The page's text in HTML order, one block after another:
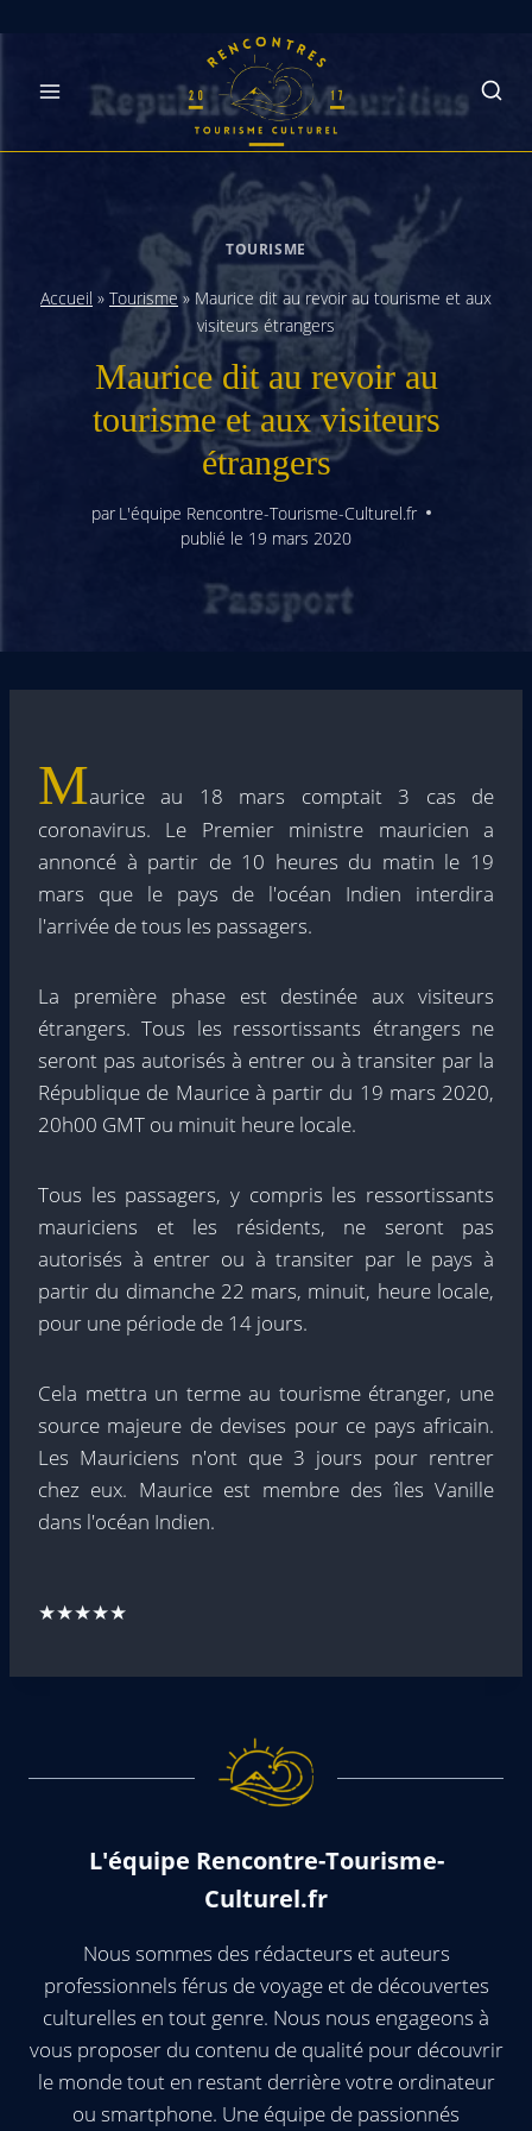
TOURISME
Accueil » Tourisme» Maurice dit au revoir au tourisme et aux
visiteurs étrangers
Maurice dit au revoir au
tourisme et aux visiteurs
étrangers
par L'équipe Rencontre-Tourisme-Culturel.fr
publié le 19 mars 2020
Maurice au 18 mars comptait 3 cas de
coronavirus. Le Premier ministre mauricien a
annoncé à partir de 10 heures du matin le 19
mars que le pays de l'océan Indien interdira
l'arrivée de tous les passagers.
La première phase est destinée aux visiteurs
étrangers. Tous les ressortissants étrangers ne
seront pas autorisés à entrer ou à transiter par la
République de Maurice à partir du 19 mars 2020,
20h00 GMT ou minuit heure locale.
Tous les passagers, y compris les ressortissants
mauriciens et les résidents, ne seront pas
autorisés à entrer ou à transiter par le pays à
partir du dimanche 22 mars, minuit, heure locale,
pour une période de 14 jours.
Cela mettra un terme au tourisme étranger, une
source majeure de devises pour ce pays africain.
Les Mauriciens n'ont que 3 jours pour rentrer
chez eux. Maurice est membre des îles Vanille
dans l'océan Indien.
★★★★★
L'équipe Rencontre-Tourisme-
Culturel.fr
Nous sommes des rédacteurs et auteurs
professionnels férus de voyage et de découvertes
culturelles en tout genre. Nous nous engageons à
vous proposer du contenu de qualité pour découvrir
le monde tout en restant derrière votre ordinateur
ou smartphone. Une équipe de passionnés